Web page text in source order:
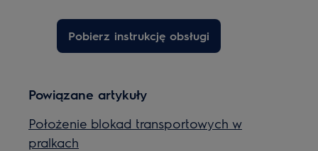
Pobierz instrukcję obsługi
Powiązane artykuły
Położenie blokad transportowych w
pralkach